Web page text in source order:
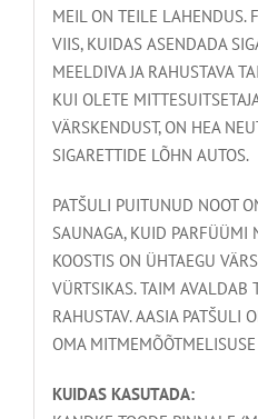
MEIL ON TEILE LAHENDUS.
VIIS, KUIDAS ASENDADA
MEELDIVA JA RAHUSTAVA
KUI OLETE
VÄRSKENDUST, ON HEA
SIGARETTIDE LÕHN AUTOS.
PATŠULI PUITUNUD NOOT
SAUNAGA, KUID PARFÜÜMI
KOOSTIS ON ÜHTAEGU
VÜRTSIKAS. TAIM AVALDAB
RAHUSTAV. AASIA PATŠULI
OMA
KUIDAS KASUTADA: